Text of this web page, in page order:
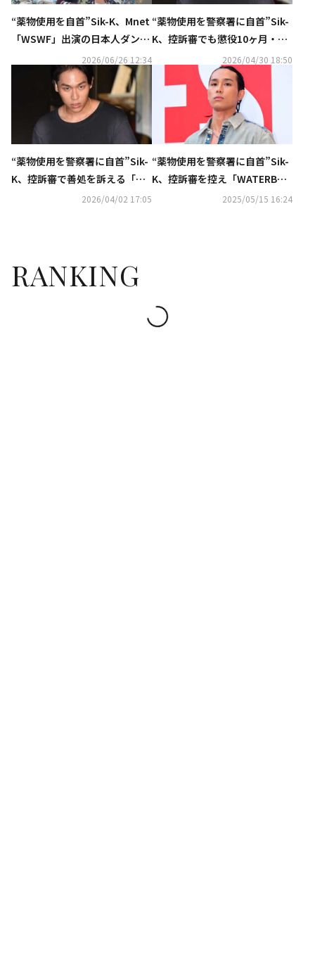
“薬物使用を自首”Sik-K、Mnet
「WSWF」出演の日本人ダンサ
ーと熱愛…揃ってファッション
ショーに登場（動画あり）
2026/06/26 12:34
“薬物使用を警察署に自首”Sik-
K、控訴審でも懲役10ヶ月・執
行猶予2年の判決2026/04/30 18:50
“薬物使用を警察署に自首”Sik-
K、控訴審で善処を訴える「約2
年間断薬を続けている」
2026/04/02 17:05
“薬物使用を警察署に自首”Sik-
K、控訴審を控え「WATERBOM
B」に出演へ⋯ファンから賛否
2025/05/15 16:24
RANKING